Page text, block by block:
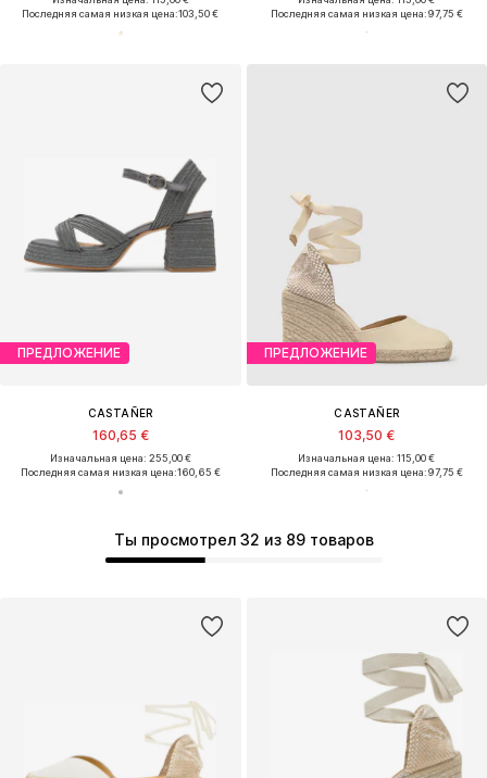
Ты просмотрел 32 из 89 товаров
Последняя самая низкая цена:103,50 €
Последняя самая низкая цена:97,75 €
ПРЕДЛОЖЕНИЕ
CASTAÑER
160,65 €
Изначальная цена: 255,00 €
Последняя самая низкая цена:160,65 €
ПРЕДЛОЖЕНИЕ
CASTAÑER
103,50 €
Изначальная цена: 115,00 €
Последняя самая низкая цена:97,75 €